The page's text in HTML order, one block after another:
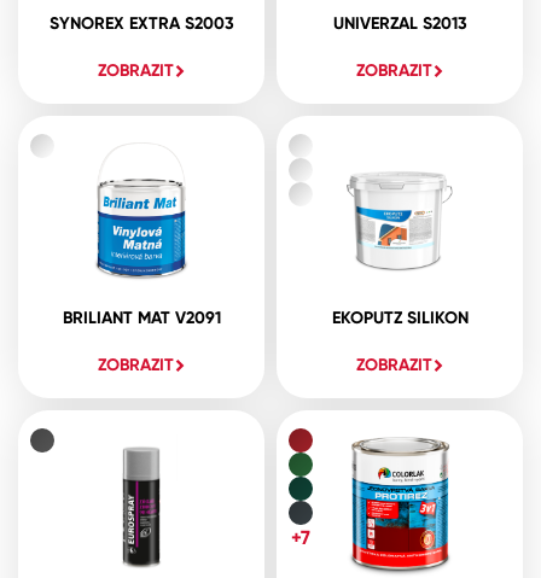
SYNOREX EXTRA S2003
ZOBRAZIT
UNIVERZAL S2013
ZOBRAZIT
BRILIANT MAT V2091
ZOBRAZIT
EKOPUTZ SILIKON
ZOBRAZIT
+7